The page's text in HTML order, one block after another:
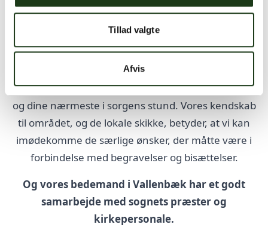
Tillad valgte
Afvis
har vi fulgt utallige borgere på deres sidste rejse.
Vi kender til lokalområdet, dets traditioner og de
ønsker, der gør sig gældende blandt borgerne her.
Denne erfaring har givet os god forståelse af, og
indsigt i, hvordan vi bedst kan hjælpe og støtte dig
og dine nærmeste i sorgens stund. Vores kendskab
til området, og de lokale skikke, betyder, at vi kan
imødekomme de særlige ønsker, der måtte være i
forbindelse med begravelser og bisættelser.
Og vores bedemand i Vallenbæk har et godt
samarbejde med sognets præsterog
kirkepersonale.